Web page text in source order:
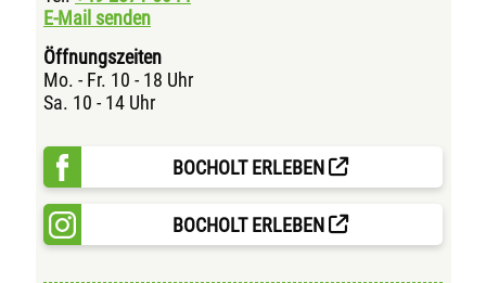
E-Mail senden
Öffnungszeiten
Mo. - Fr. 10 - 18 Uhr
Sa. 10 - 14 Uhr
BOCHOLT ERLEBEN
BOCHOLT ERLEBEN